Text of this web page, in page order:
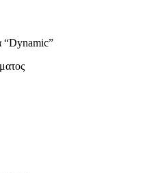
“Dynamic”